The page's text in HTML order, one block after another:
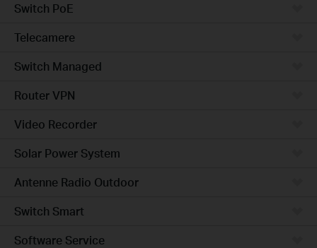
Switch PoE
Telecamere
Switch Managed
Router VPN
Video Recorder
Solar Power System
Antenne Radio Outdoor
Switch Smart
Software Service